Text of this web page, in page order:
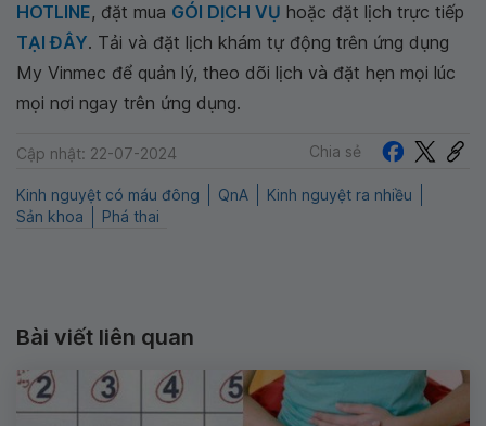
HOTLINE, đặt mua GÓI DỊCH VỤ hoặc đặt lịch trực tiếp
TẠI ĐÂY. Tải và đặt lịch khám tự động trên ứng dụng
My Vinmec để quản lý, theo dõi lịch và đặt hẹn mọi lúc
mọi nơi ngay trên ứng dụng.
Cập nhật: 22-07-2024 Chia sẻ
Kinh nguyệt có máu đông QnA
Kinh nguyệt ra nhiều
Sản khoa
Phá thai
Bài viết liên quan